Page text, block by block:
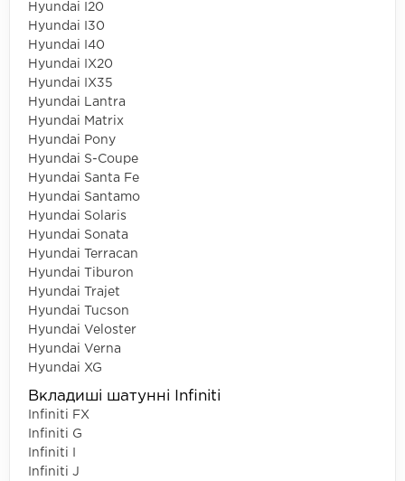
Hyundai I20
Hyundai I30
Hyundai I40
Hyundai IX20
Hyundai IX35
Hyundai Lantra
Hyundai Matrix
Hyundai Pony
Hyundai S-Coupe
Hyundai Santa Fe
Hyundai Santamo
Hyundai Solaris
Hyundai Sonata
Hyundai Terracan
Hyundai Tiburon
Hyundai Trajet
Hyundai Tucson
Hyundai Veloster
Hyundai Verna
Hyundai XG
Вкладиші шатунні Infiniti
Infiniti FX
Infiniti G
Infiniti I
Infiniti J